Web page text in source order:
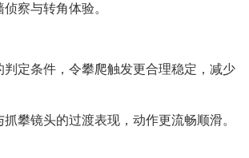
察与转角体验。
定条件，令攀爬触发更合理稳定，减少
攀镜头的过渡表现，动作更流畅顺滑。